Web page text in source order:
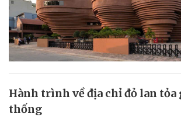
Hành trình về địa chỉ đỏ lan
thống